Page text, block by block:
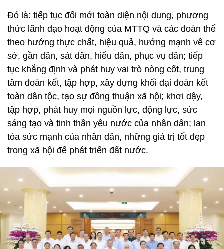
Đó là: tiếp tục đổi mới toàn diện nội dung, phương
thức lãnh đạo hoạt động của MTTQ và các đoàn thể
theo hướng thực chất, hiệu quả, hướng mạnh về cơ
sở, gần dân, sát dân, hiểu dân, phục vụ dân; tiếp
tục khẳng định và phát huy vai trò nòng cốt, trung
tâm đoàn kết, tập hợp, xây dựng khối đại đoàn kết
toàn dân tộc, tạo sự đồng thuận xã hội; khơi dậy,
tập hợp, phát huy mọi nguồn lực, động lực, sức
sáng tạo và tinh thần yêu nước của nhân dân; lan
tỏa sức mạnh của nhân dân, những giá trị tốt đẹp
trong xã hội để phát triển đất nước.